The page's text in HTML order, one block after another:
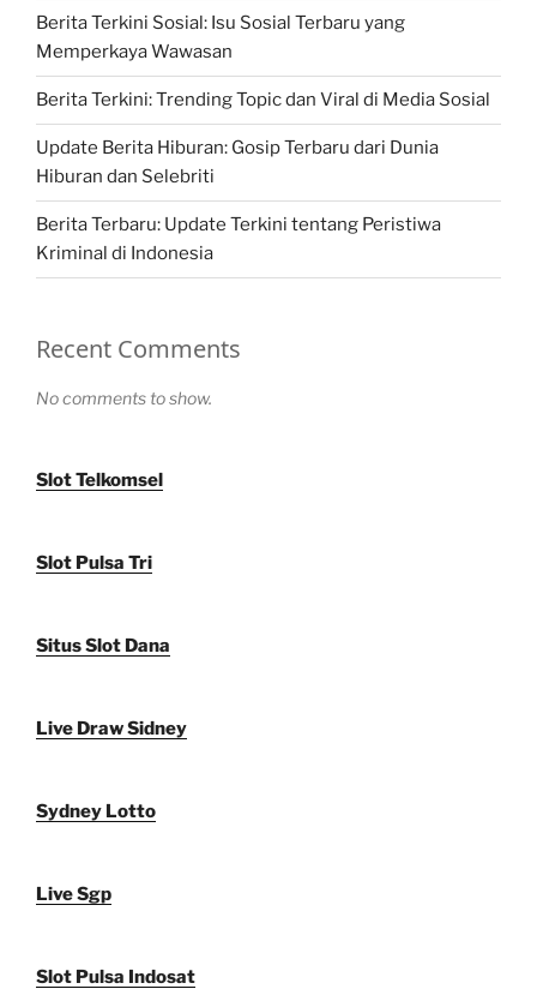
Berita Terkini Sosial: Isu Sosial Terbaru yang
Memperkaya Wawasan
Berita Terkini: Trending Topic dan Viral di Media Sosial
Update Berita Hiburan: Gosip Terbaru dari Dunia
Hiburan dan Selebriti
Berita Terbaru: Update Terkini tentang Peristiwa
Kriminal di Indonesia
Recent Comments
No comments to show.
Slot Telkomsel
Slot Pulsa Tri
Situs Slot Dana
Live Draw Sidney
Sydney Lotto
Live Sgp
Slot Pulsa Indosat